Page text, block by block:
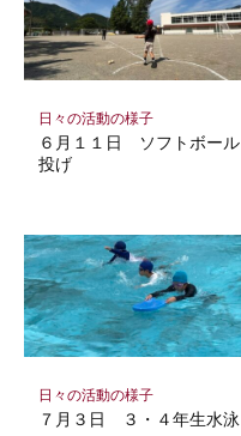
日々の活動の様子
６月１１日 ソフトボール
投げ
日々の活動の様子
７月３日 ３・４年生水泳